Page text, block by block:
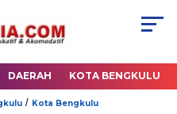
DAERAH KOTA BENGKULU
/ Kota Bengkulu